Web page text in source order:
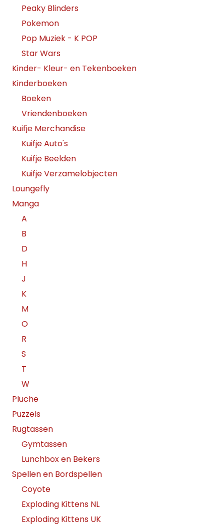
Peaky Blinders
Pokemon
Pop Muziek - K POP
Star Wars
Kinder- Kleur- en Tekenboeken
Kinderboeken
Boeken
Vriendenboeken
Kuifje Merchandise
Kuifje Auto's
Kuifje Beelden
Kuifje Verzamelobjecten
Loungefly
Manga
A
B
D
H
J
K
M
O
R
S
T
W
Pluche
Puzzels
Rugtassen
Gymtassen
Lunchbox en Bekers
Spellen en Bordspellen
Coyote
Exploding Kittens NL
Exploding Kittens UK